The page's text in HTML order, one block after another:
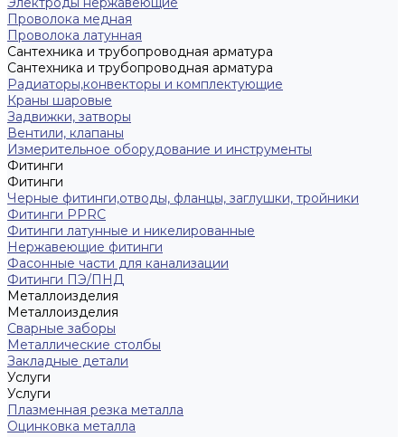
Проволока медная
Проволока латунная
Сантехника и трубопроводная арматура
Сантехника и трубопроводная арматура
Радиаторы,конвекторы и комплектующие
Краны шаровые
Задвижки, затворы
Вентили, клапаны
Измерительное оборудование и инструменты
Фитинги
Фитинги
Черные фитинги,отводы, фланцы, заглушки, тройники
Фитинги PPRC
Фитинги латунные и никелированные
Нержавеющие фитинги
Фасонные части для канализации
Фитинги ПЭ/ПНД
Металлоизделия
Металлоизделия
Сварные заборы
Металлические столбы
Закладные детали
Услуги
Услуги
Плазменная резка металла
Оцинковка металла